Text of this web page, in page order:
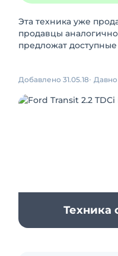
Эта техника уже
продавцы
предложат
Добавлено 31.05.18
Техника